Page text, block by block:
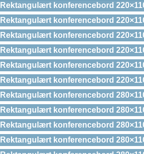
konferencebord
konferencebord
Rektangulært konferencebord
konferencebord
konferencebord
konferencebord
Rektangulært konferencebord
Rektangulært konferencebord
Rektangulært konferencebord
konferencebord